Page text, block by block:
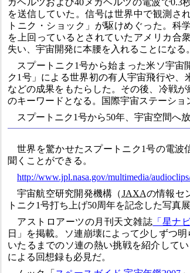
を送信していた。信号は世界中で観測さ
トニク・ショック」が駆けめぐった。科
を上回っているとされていたアメリカ合
失い、宇宙開発に本腰を入れることになる。
スプートニク1号から始まった米ソ宇
ク1号」による世界初の有人宇宙飛行や
などの成果をもたらした。その後、冷戦
のキーワードとなる。国際宇宙ステーショ
スプートニク1号から50年、宇宙空間へ
世界を驚かせたスプートニク1号の電
聞くことができる。
http://www.jpl.nasa.gov/multimedia/
宇宙航空研究開発機構（JAXAの情報セ
トニク1号打ち上げ50周年を記念した写真
アストロアーツの月刊天文雑誌 「星ナ
日」を掲載。ソ連崩壊によって少しずつ
いたるまでのソ連の熱い挑戦を紹介して
による回想録も必見だ。